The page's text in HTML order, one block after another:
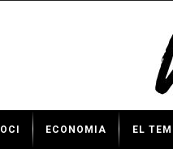
OCI ECONOMIA EL